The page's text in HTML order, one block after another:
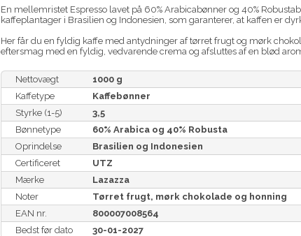
En mellemristet Espresso lavet på 60% Arabicabønner og 40%
kaffeplantager i Brasilien og Indonesien, som garanterer, at kaffen er
Her får du en fyldig kaffe med antydninger af tørret frugt og mørk
eftersmag med en fyldig, vedvarende crema og afsluttes af en blød
Nettovægt
1000 g
Kaffetype
Kaffebønner
Styrke (1-5)
3,5
Bønnetype
60% Arabica og 40% Robusta
Oprindelse
Brasilien og Indonesien
Certificeret
UTZ
Mærke
Lazazza
Noter
Tørret frugt, mørk chokolade og honning
EAN nr.
800007008564
Bedst før dato
30-01-2027